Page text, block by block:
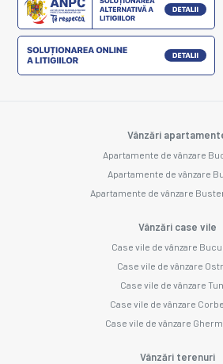
Vânzări
Apartamente de vânzare
Apartamente de vânzare
Apartamente de vânzare
Vânzări case vile
Case vile de vânzare
Case vile de vânzare
Case vile de vânzare
Case vile de vânzare
Case vile de vânzare
Vânzări terenuri